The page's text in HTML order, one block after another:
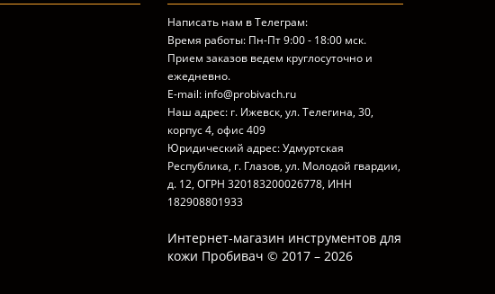
Написать нам в Телеграм:
Время работы: Пн-Пт 9:00 - 18:00 мск.
Прием заказов ведем круглосуточно и
ежедневно.
E-mail: info@probivach.ru
Наш адрес: г. Ижевск, ул. Телегина, 30,
корпус 4, офис 409
Юридический адрес: Удмуртская
Республика, г. Глазов, ул. Молодой гвардии,
д. 12, ОГРН 320183200026778, ИНН
182908801933
Интернет-магазин инструментов для
кожи Пробивач © 2017 – 2026